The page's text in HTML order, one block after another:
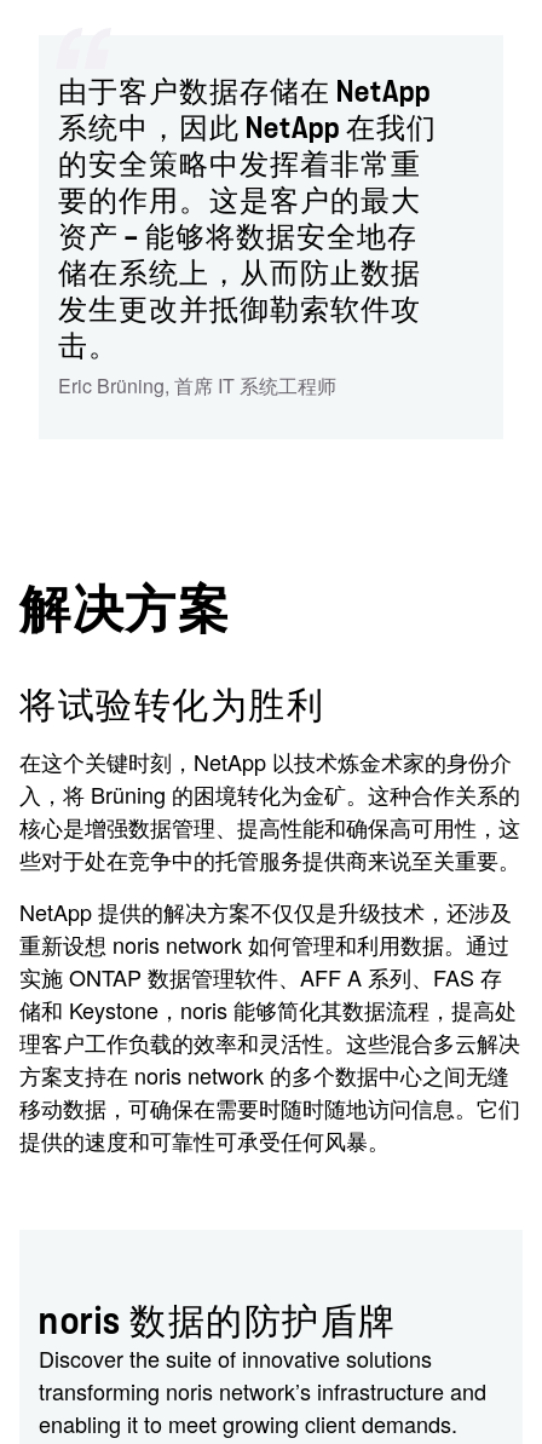
由于客户数据存储在 NetApp
系统中，因此 NetApp 在我们
的安全策略中发挥着非常重
要的作用。这是客户的最大
资产 — 能够将数据安全地存
储在系统上，从而防止数据
发生更改并抵御勒索软件攻
击。
Eric Brüning, 首席 IT 系统工程师
解决方案
将试验转化为胜利
在这个关键时刻，NetApp 以技术炼金术家的身份介
入，将 Brüning 的困境转化为金矿。这种合作关系的
核心是增强数据管理、提高性能和确保高可用性，这
些对于处在竞争中的托管服务提供商来说至关重要。
NetApp 提供的解决方案不仅仅是升级技术，还涉及
重新设想 noris network 如何管理和利用数据。通过
实施 ONTAP 数据管理软件、AFF A 系列、FAS 存
储和 Keystone，noris 能够简化其数据流程，提高处
理客户工作负载的效率和灵活性。这些混合多云解决
方案支持在 noris network 的多个数据中心之间无缝
移动数据，可确保在需要时随时随地访问信息。它们
提供的速度和可靠性可承受任何风暴。
noris 数据的防护盾牌
Discover the suite of innovative solutions
transforming noris network’s infrastructure and
enabling it to meet growing client demands.